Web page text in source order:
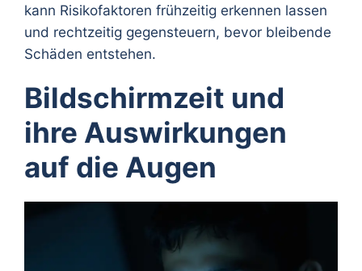
kann Risikofaktoren frühzeitig erkennen lassen
und rechtzeitig gegensteuern, bevor bleibende
Schäden entstehen.
Bildschirmzeit und
ihre Auswirkungen
auf die Augen